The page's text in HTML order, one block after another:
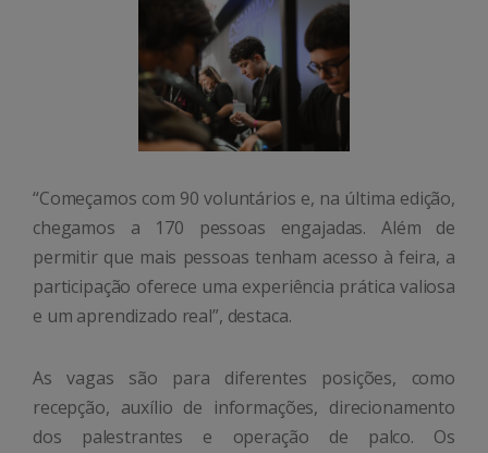
“Começamos com 90 voluntários e, na última edição,
chegamos a 170 pessoas engajadas. Além de
permitir que mais pessoas tenham acesso à feira, a
participação oferece uma experiência prática valiosa
e um aprendizado real”, destaca.
As vagas são para diferentes posições, como
recepção, auxílio de informações, direcionamento
dos palestrantes e operação de palco. Os